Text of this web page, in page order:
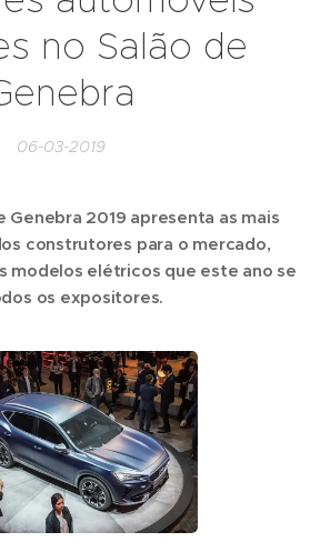
no Salão de
06-03-2019
Genebra 2019 apresenta as mais
construtores para o mercado,
modelos elétricos que este ano se
os expositores.